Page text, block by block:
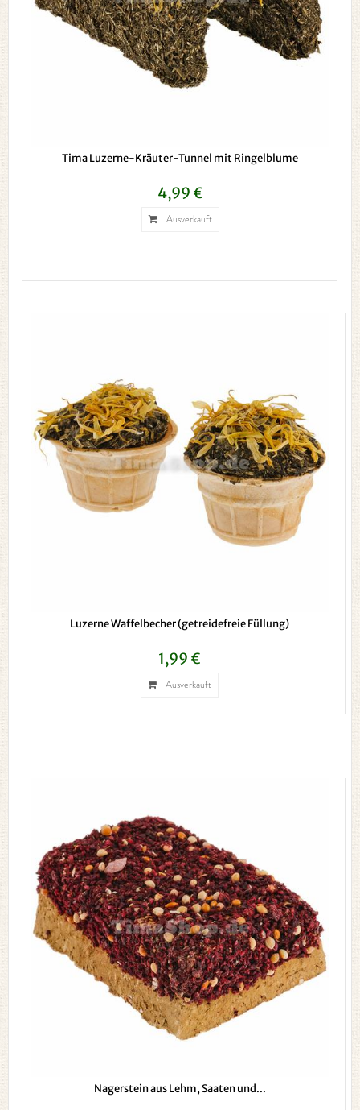
Tima Luzerne-Kräuter-Tunnel mit Ringelblume
4,99 €
Ausverkauft
Luzerne Waffelbecher (getreidefreie Füllung)
1,99 €
Ausverkauft
Nagerstein aus Lehm, Saaten und...